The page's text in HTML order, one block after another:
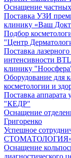
Оснащение
Поставка УЗИ
клинику «Ваш
Подбор
"Центр
Поставка
интенсивности
клинику
Оборудование для
косметологии и
Поставка аппарата
"КЕДР"
Оснащение
Григоренко
Успешное
Оснащение
диагностического